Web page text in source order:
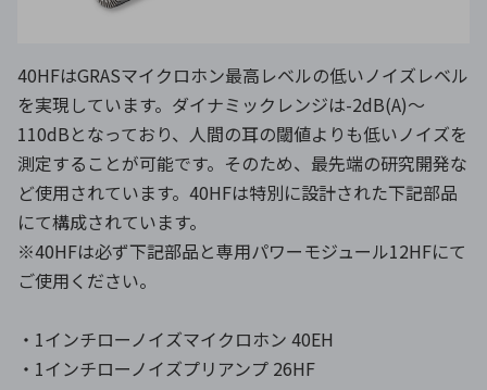
40HFはGRASマイクロホン最高レベルの低いノイズレベル
を実現しています。ダイナミックレンジは-2dB(A)～
110dBとなっており、人間の耳の閾値よりも低いノイズを
測定することが可能です。そのため、最先端の研究開発な
ど使用されています。40HFは特別に設計された下記部品
にて構成されています。
※40HFは必ず下記部品と専用パワーモジュール12HFにて
ご使用ください。
・1インチローノイズマイクロホン 40EH
・1インチローノイズプリアンプ 26HF